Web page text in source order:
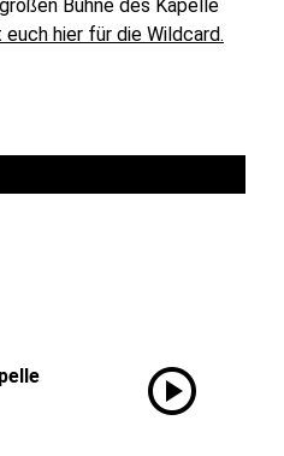
Bühne des Kapelle
hier für die Wildcard.
play_circle